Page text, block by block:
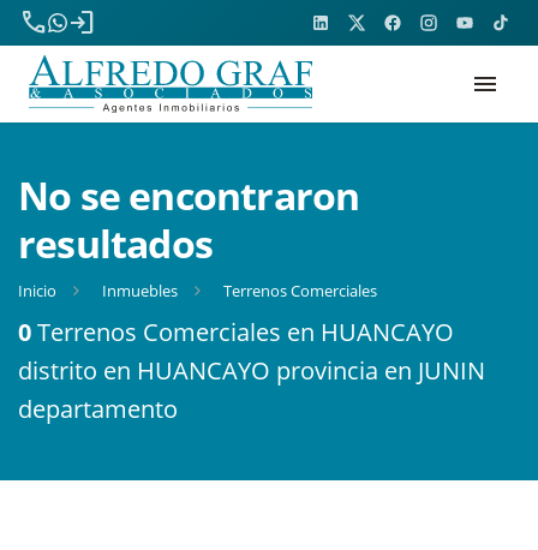
phone
login
menu
No se encontraron
resultados
Inicio Inmuebles Terrenos Comerciales
0Terrenos Comerciales en HUANCAYO
distrito en HUANCAYO provincia en JUNIN
departamento